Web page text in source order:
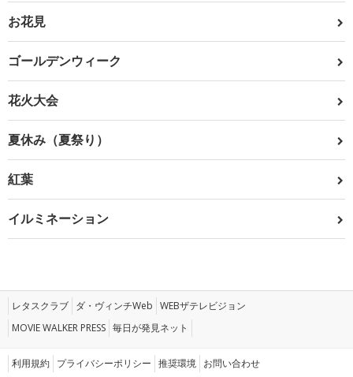
お花見
ゴールデンウィーク
花火大会
夏休み（夏祭り）
紅葉
イルミネーション
レタスクラブ ダ・ヴィンチWeb WEBザテレビジョン
MOVIE WALKER PRESS 毎日が発見ネット
利用規約 プライバシーポリシー 推奨環境 お問い合わせ